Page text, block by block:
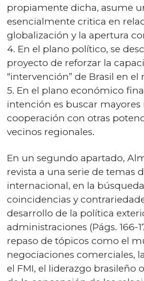
propiamente dicha, asume
esencialmente critica en
globalización y la apertura
4. En el plano político, se
proyecto de reforzar la
“intervención” de Brasil en el
5. En el plano económico
intención es buscar mayores
cooperación con otras
vecinos regionales.
En un segundo apartado,
revista a una serie de temas
internacional, en la
coincidencias y
desarrollo de la política
administraciones (Págs. 166-
repaso de tópicos como el
negociaciones comerciales,
el FMI, el liderazgo brasileño